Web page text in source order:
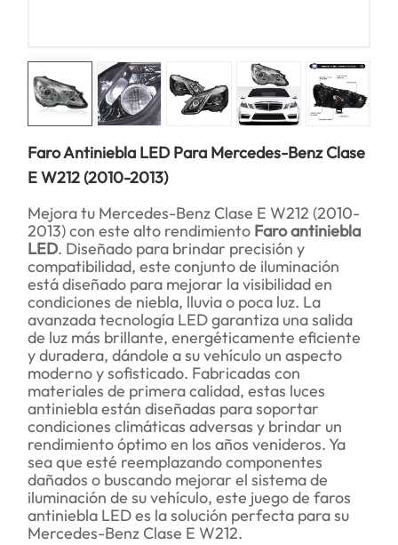
Faro Antiniebla LED Para Mercedes-Benz Clase
E W212 (2010-2013)
Mejora tu Mercedes-Benz Clase E W212 (2010-
2013) con este alto rendimiento Faro antiniebla
LED. Diseñado para brindar precisión y
compatibilidad, este conjunto de iluminación
está diseñado para mejorar la visibilidad en
condiciones de niebla, lluvia o poca luz. La
avanzada tecnología LED garantiza una salida
de luz más brillante, energéticamente eficiente
y duradera, dándole a su vehículo un aspecto
moderno y sofisticado. Fabricadas con
materiales de primera calidad, estas luces
antiniebla están diseñadas para soportar
condiciones climáticas adversas y brindar un
rendimiento óptimo en los años venideros. Ya
sea que esté reemplazando componentes
dañados o buscando mejorar el sistema de
iluminación de su vehículo, este juego de faros
antiniebla LED es la solución perfecta para su
Mercedes-Benz Clase E W212.